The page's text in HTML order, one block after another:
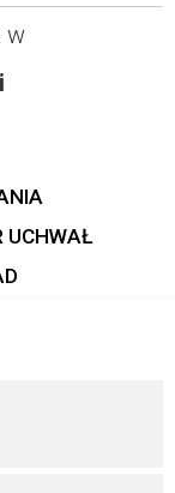
w
UCHWAŁ